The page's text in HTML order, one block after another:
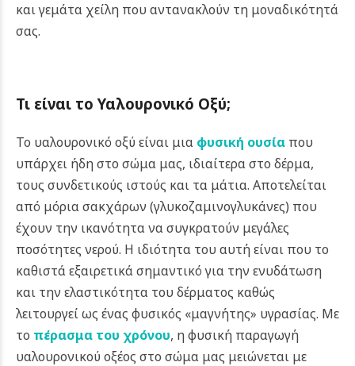
και γεμάτα χείλη που αντανακλούν τη μοναδικότητά
σας.
Τι είναι το Υαλουρονικό Οξύ;
Το υαλουρονικό οξύ είναι μια φυσική ουσία που
υπάρχει ήδη στο σώμα μας, ιδιαίτερα στο δέρμα,
τους συνδετικούς ιστούς και τα μάτια. Αποτελείται
από μόρια σακχάρων (γλυκοζαμινογλυκάνες) που
έχουν την ικανότητα να συγκρατούν μεγάλες
ποσότητες νερού. Η ιδιότητα του αυτή είναι που το
καθιστά εξαιρετικά σημαντικό για την ενυδάτωση
και την ελαστικότητα του δέρματος καθώς
λειτουργεί ως ένας φυσικός «μαγνήτης» υγρασίας. Με
το πέρασμα του χρόνου, η φυσική παραγωγή
υαλουρονικού οξέος στο σώμα μας μειώνεται με